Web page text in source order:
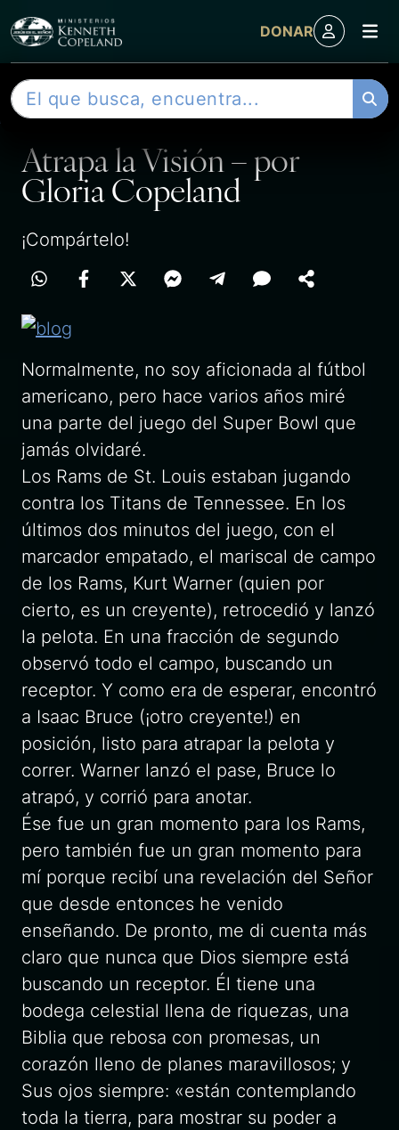
DONAR
B
u
ENTRADA
Atrapa la Visión – por
Gloria Copeland
¡Compártelo!
Normalmente, no soy aficionada al fútbol
americano, pero hace varios años miré
una parte del juego del Super Bowl que
jamás olvidaré.
Los Rams de St. Louis estaban jugando
contra los Titans de Tennessee. En los
últimos dos minutos del juego, con el
marcador empatado, el mariscal de campo
de los Rams, Kurt Warner (quien por
cierto, es un creyente), retrocedió y lanzó
la pelota. En una fracción de segundo
observó todo el campo, buscando un
receptor. Y como era de esperar, encontró
a Isaac Bruce (¡otro creyente!) en
posición, listo para atrapar la pelota y
correr. Warner lanzó el pase, Bruce lo
atrapó, y corrió para anotar.
Ése fue un gran momento para los Rams,
pero también fue un gran momento para
mí porque recibí una revelación del Señor
que desde entonces he venido
enseñando. De pronto, me di cuenta más
claro que nunca que Dios siempre está
buscando un receptor. Él tiene una
bodega celestial llena de riquezas, una
Biblia que rebosa con promesas, un
corazón lleno de planes maravillosos; y
Sus ojos siempre: «están contemplando
toda la tierra, para mostrar su poder a